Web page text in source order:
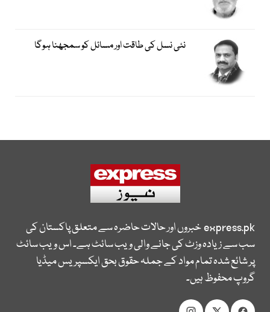
نئی نسل کی طاقت اور مسائل کو سمجھنا ہوگا
express.pkخبروں اور حالات حاضرہ سے متعلق پاکستان کی
سب سے زیادہ وزٹ کی جانے والی ویب سائٹ ہے۔ اس ویب سائٹ
پر شائع شدہ تمام مواد کے جملہ حقوق بحق ایکسپریس میڈیا
گروپ محفوظ ہیں۔